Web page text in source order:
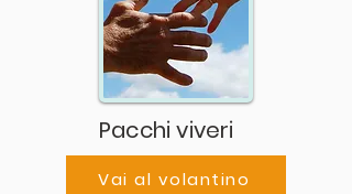
Pacchi viveri
Vai al volantino